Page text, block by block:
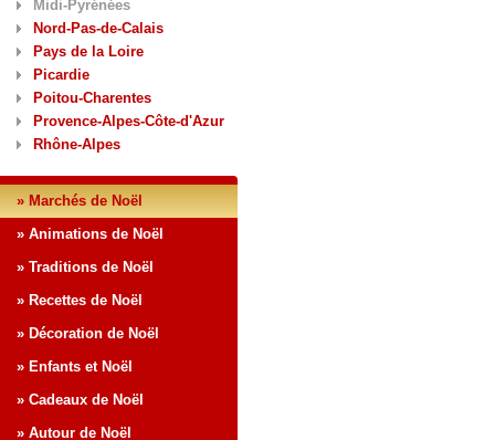
Midi-Pyrénées
Nord-Pas-de-Calais
Pays de la Loire
Picardie
Poitou-Charentes
Provence-Alpes-Côte-d'Azur
Rhône-Alpes
» Marchés de Noël
» Animations de Noël
» Traditions de Noël
» Recettes de Noël
» Décoration de Noël
» Enfants et Noël
» Cadeaux de Noël
» Autour de Noël